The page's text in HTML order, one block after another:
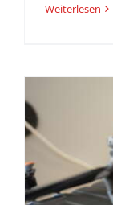
Weiterlesen